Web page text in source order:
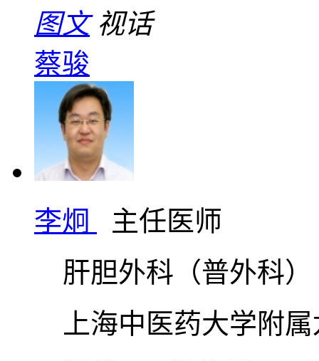
图文 视话
蔡骏
李炯
主任医师
肝胆外科（普外科）
上海中医药大学附